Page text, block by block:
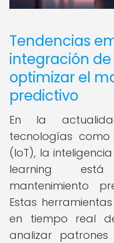
Tendencias
integración
optimizar el
predictivo
En la
tecnologías
(IoT), la
learning
mantenimiento
Estas
en tiempo real
analizar